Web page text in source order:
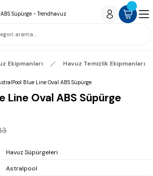
Ekipmanları Havuz Temizlik Ekipmanları
Line Oval ABS Süpürge
Havuz Süpürgeleri
Astralpool